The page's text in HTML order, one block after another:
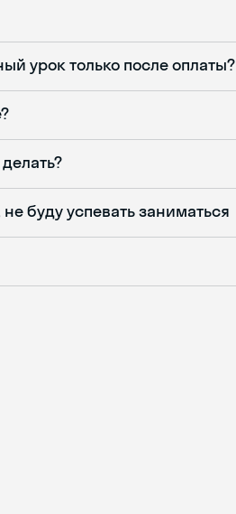
урок только после оплаты?
буду успевать заниматься